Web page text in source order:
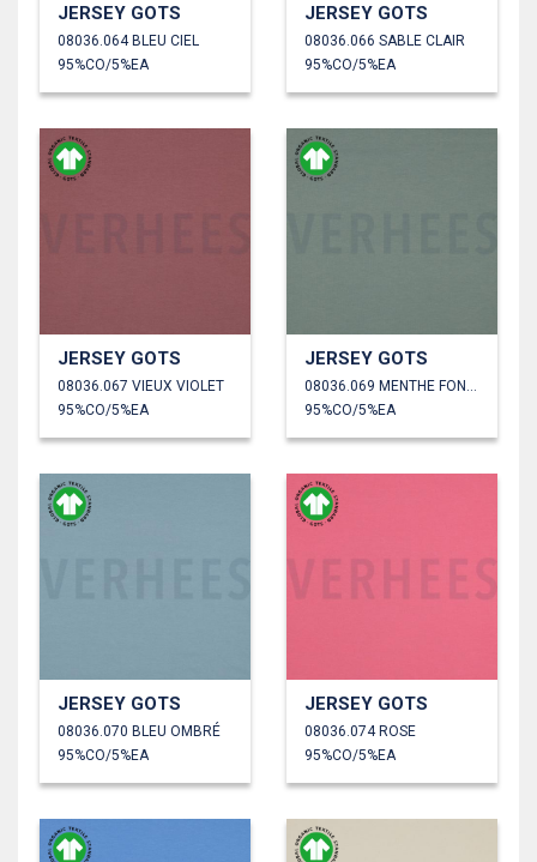
JERSEY GOTS
08036.064 BLEU CIEL
95%CO/5%EA
JERSEY GOTS
08036.066 SABLE CLAIR
95%CO/5%EA
JERSEY GOTS
08036.067 VIEUX VIOLET
95%CO/5%EA
JERSEY GOTS
95%CO/5%EA
JERSEY GOTS
08036.070 BLEU OMBRÉ
95%CO/5%EA
JERSEY GOTS
08036.074 ROSE
95%CO/5%EA